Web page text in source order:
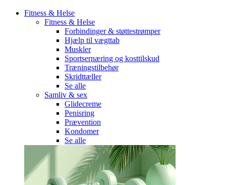
Fitness & Helse
Fitness & Helse
Forbindinger & støttestrømper
Hjælp til vægttab
Muskler
Sportsernæring og kosttilskud
Træningstilbehør
Skridttæller
Se alle
Samliv & sex
Glidecreme
Penisring
Prævention
Kondomer
Se alle